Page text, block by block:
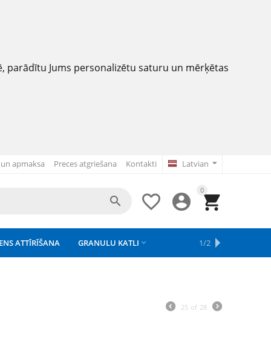
parādītu Jums personalizētu saturu un mērķētas
Latvian
apmaksa Preces atgriešana Kontakti
0




ATTĪRĪŠANA GRANULU KATLI  APSAISTE
REZERVES DAĻAS
APGAISMOJUMS
1/2
25 of 28